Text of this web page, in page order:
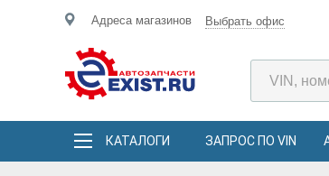
Адреса магазинов Выбрать офис
КАТАЛОГИ ЗАПРОС ПО VIN